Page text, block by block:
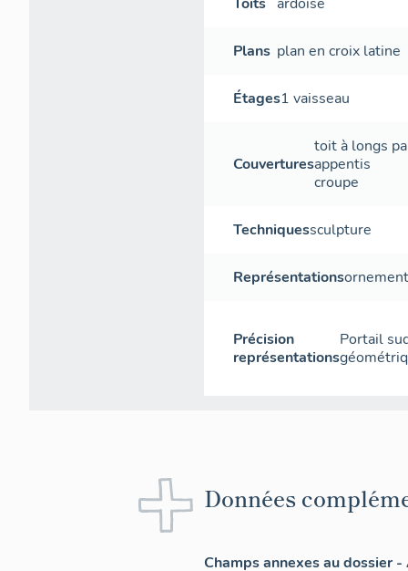
Plans plan en croix latine
Étages1 vaisseau
Couvertures
toit à longs
appentis
croupe
Techniquessculpture
Représentations
Précision
représentations
Portail
Données
Champs annexes au dossier